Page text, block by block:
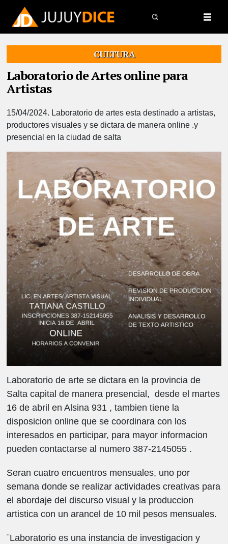
CULTURA
Laboratorio de Artes online para
Artistas
15/04/2024. Laboratorio de artes esta destinado a artistas,
productores visuales y se dictara de manera online .y
presencial en la ciudad de salta
Laboratorio de arte se dictara en la provincia de
Salta capital de manera presencial, desde el martes
16 de abril en Alsina 931 , tambien tiene la
disposicion online que se coordinara con los
interesados en participar, para mayor informacion
pueden contactarse al numero 387-2145055 .
Seran cuatro encuentros mensuales, uno por
semana donde se realizar actividades creativas para
el abordaje del discurso visual y la produccion
artistica con un arancel de 10 mil pesos mensuales.
¨Laboratorio es una instancia de investigacion y